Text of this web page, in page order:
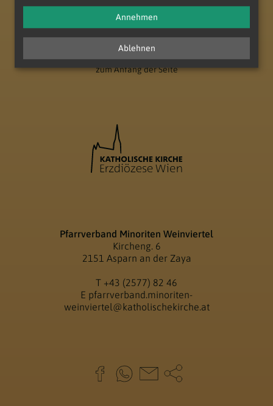
zum Anfang der Seite
Pfarrverband Minoriten Weinviertel
Kircheng. 6
2151 Asparn an der Zaya
T +43 (2577) 82 46
E pfarrverband.minoriten-
weinviertel@katholischekirche.at
Ablehnen
Annehmen